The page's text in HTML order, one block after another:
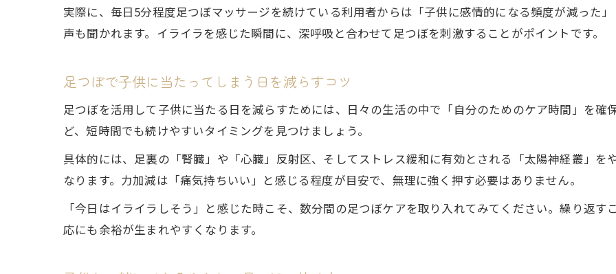
実際に、毎日5分程度足つぼマッサージを続けている利用者からは「子供に感情的になる頻度が減った
声も聞かれます。イライラを感じた瞬間に、深呼吸と合わせて足つぼを刺激することがポイントです。
足つぼで子供に当たってしまう日を減らすコツ
足つぼを活用して子供に当たる日を減らすためには、日々の生活の中で「自分のためのケア時間」を確
ど、短時間でも続けやすいタイミングを見つけましょう。
具体的には、足裏の「腎臓」や「心臓」反射区、そしてストレス緩和に有効とされる「太陽神経叢」を
なります。力加減は「痛気持ちいい」と感じる程度が目安で、無理に強く押す必要はありません。
「今日はイライラしそう」と感じた時こそ、数分間の足つぼケアを取り入れてみてください。繰り返
応にも余裕が生まれやすくなります。